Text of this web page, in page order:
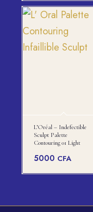
L’Oréal – Indefectible
Sculpt Palette
Contouring 01 Light
5000 CFA